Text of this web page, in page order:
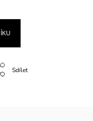
Sdílet